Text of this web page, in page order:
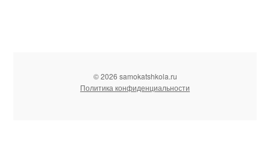
© 2026 samokatshkola.ru
Политика конфиденциальности